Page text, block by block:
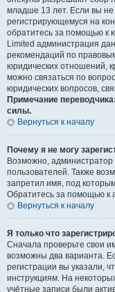
младше 13 лет. Если вы не
регистрирующемуся на
обратитесь за помощью к
Limited администрация
рекомендаций по
юридических отношений,
можно связаться по
юридических вопросов,
Примечание
силы.
Вернуться к началу
Почему я не могу
Возможно,
пользователей. Также
запретил имя, под
Обратитесь за помощью к
Вернуться к началу
Я только что
Сначала проверьте свои
возможны два варианта.
регистрации вы указали,
инструкциям. На
учётные записи были